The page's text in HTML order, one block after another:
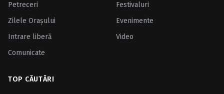
Petreceri
Festivaluri
Zilele Oraşului
Evenimente
Intrare liberă
Video
Comunicate
TOP CĂUTĂRI